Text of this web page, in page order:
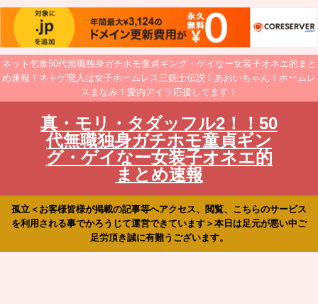
ネット乞食50代無職独身ガチホモ童貞ギング・ゲイなー女装子オネエ的まと
め速報！ネトゲ廃人は女子ホームレス三銃士伝説！あおいちゃん！ホームレ
スまなみ！愛内アイラ応援してます！
真・モリ・タダッフル2！！50
代無職独身ガチホモ童貞ギン
グ・ゲイなー女装子オネエ的
まとめ速報
孤立＜お客様皆様が掲載の記事等へアクセス、閲覧、こちらのサービス
を利用される事でかろうじて運営できています＞本日は足元が悪い中ご
足労頂き誠に有難うございます。